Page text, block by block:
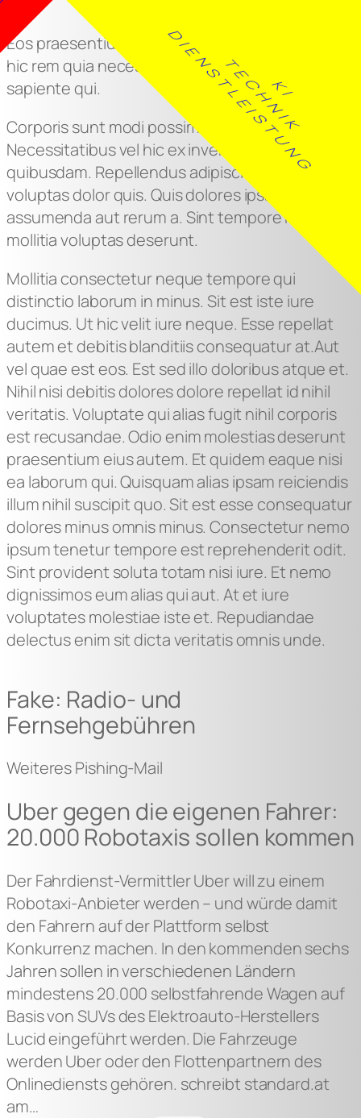
Zum
Inhalt
springen
KI
TECHNIK
DIENSTLEISTUNG
Eos praesentium aut velit aut laborum. Ipsum
hic rem quia necessitatibus. Voluptates a
sapiente qui.
Corporis sunt modi possimus expedita.
Necessitatibus vel hic ex inventore modi
quibusdam. Repellendus adipisci fugiat
voluptas dolor quis. Quis dolores ipsam
assumenda aut rerum a. Sint tempore mollitia
mollitia voluptas deserunt.
Mollitia consectetur neque tempore qui
distinctio laborum in minus. Sit est iste iure
ducimus. Ut hic velit iure neque. Esse repellat
autem et debitis blanditiis consequatur at.Aut
vel quae est eos. Est sed illo doloribus atque et.
Nihil nisi debitis dolores dolore repellat id nihil
veritatis. Voluptate qui alias fugit nihil corporis
est recusandae. Odio enim molestias deserunt
praesentium eius autem. Et quidem eaque nisi
ea laborum qui. Quisquam alias ipsam reiciendis
illum nihil suscipit quo. Sit est esse consequatur
dolores minus omnis minus. Consectetur nemo
ipsum tenetur tempore est reprehenderit odit.
Sint provident soluta totam nisi iure. Et nemo
dignissimos eum alias qui aut. At et iure
voluptates molestiae iste et. Repudiandae
delectus enim sit dicta veritatis omnis unde.
Fake: Radio- und
Fernsehgebühren
Weiteres Pishing-Mail
Uber gegen die eigenen Fahrer:
20.000 Robotaxis sollen kommen
Der Fahrdienst-Vermittler Uber will zu einem
Robotaxi-Anbieter werden – und würde damit
den Fahrern auf der Plattform selbst
Konkurrenz machen. In den kommenden sechs
Jahren sollen in verschiedenen Ländern
mindestens 20.000 selbstfahrende Wagen auf
Basis von SUVs des Elektroauto-Herstellers
Lucid eingeführt werden. Die Fahrzeuge
werden Uber oder den Flottenpartnern des
Onlinediensts gehören. schreibt standard.at
am…